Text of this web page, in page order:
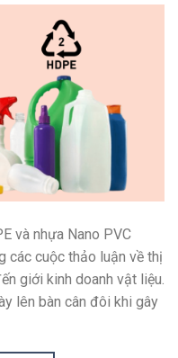
và nhựa Nano PVC
các cuộc thảo luận về thị
giới kinh doanh vật liệu.
lên bàn cân đôi khi gây